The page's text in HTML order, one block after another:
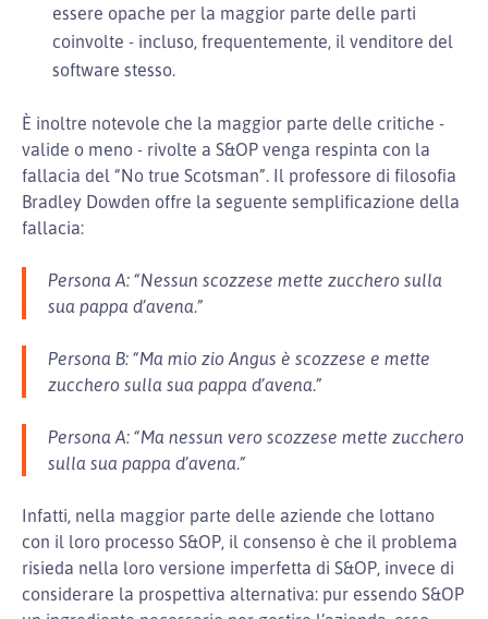
essere opache per la maggior parte delle parti
coinvolte - incluso, frequentemente, il venditore del
software stesso.
È inoltre notevole che la maggior parte delle critiche -
valide o meno - rivolte a S&OP venga respinta con la
fallacia del “No true Scotsman”. Il professore di filosofia
Bradley Dowden offre la seguente semplificazione della
fallacia:
Persona A: “Nessun scozzese mette zucchero sulla
sua pappa d’avena.”
Persona B: “Ma mio zio Angus è scozzese e mette
zucchero sulla sua pappa d’avena.”
Persona A: “Ma nessun vero scozzese mette zucchero
sulla sua pappa d’avena.”
Infatti, nella maggior parte delle aziende che lottano
con il loro processo S&OP, il consenso è che il problema
risieda nella loro versione imperfetta di S&OP, invece di
considerare la prospettiva alternativa: pur essendo S&OP